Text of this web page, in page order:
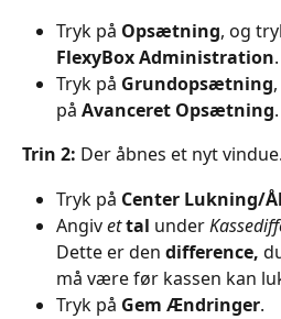
Tryk på Opsætning, og
FlexyBox Administration.
Tryk på Grundopsætning
på Avanceret Opsætning.
Trin 2: Der åbnes et nyt vindue.
Tryk på Center Lukning/
Angiv ettal under
Dette er den difference,
må være før kassen kan
Tryk på Gem Ændringer.